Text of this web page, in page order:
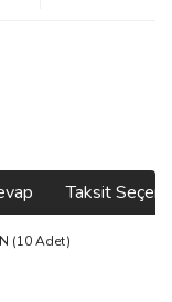
Taksit
(10 Adet)